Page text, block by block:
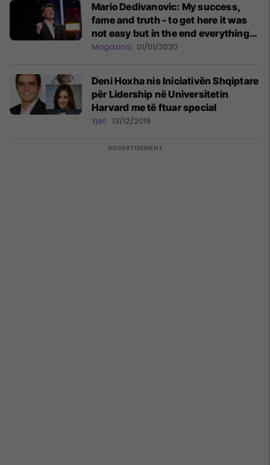
Mario Dedivanovic: My success,
fame and truth - to get here it was
not easy but in the end everything
was worth it, I am proud to be
Magazina 01/01/2020
Deni Hoxha nis Iniciativën Shqiptare
për Lidership në Universitetin
Harvard me të ftuar special
Yjet 13/12/2019